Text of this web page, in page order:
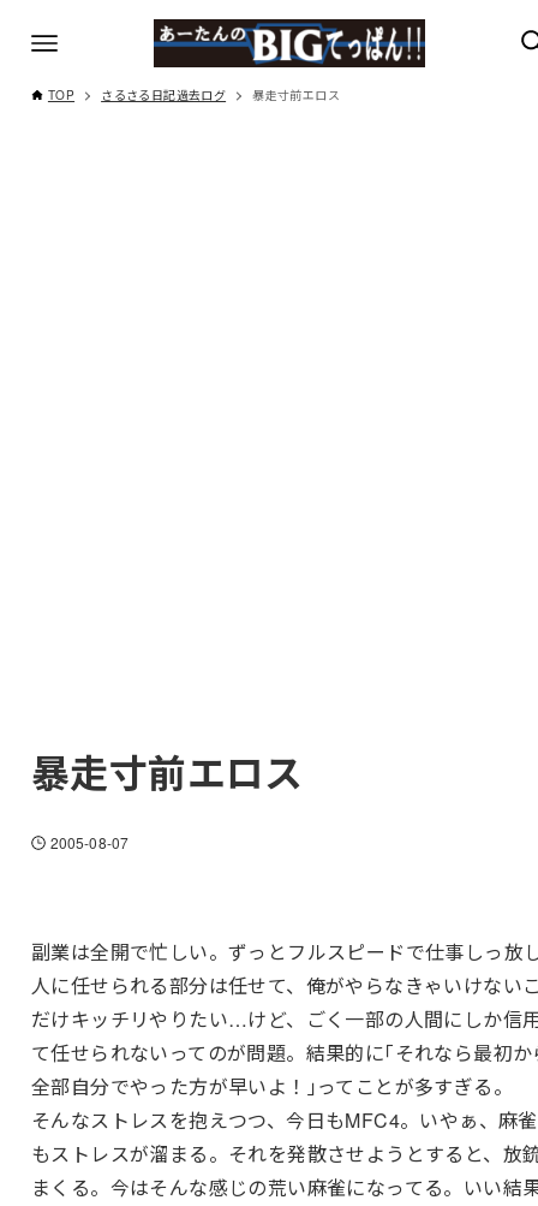
TOP さるさる日記過去ログ 暴走寸前エロス
暴走寸前エロス
2005-08-07
副業は全開で忙しい。ずっとフルスピードで仕事しっ放
人に任せられる部分は任せて、俺がやらなきゃいけない
だけキッチリやりたい…けど、ごく一部の人間にしか信
て任せられないってのが問題。結果的に｢それなら最初か
全部自分でやった方が早いよ！｣ってことが多すぎる。
そんなストレスを抱えつつ、今日もMFC4。いやぁ、麻
もストレスが溜まる。それを発散させようとすると、放
まくる。今はそんな感じの荒い麻雀になってる。いい結